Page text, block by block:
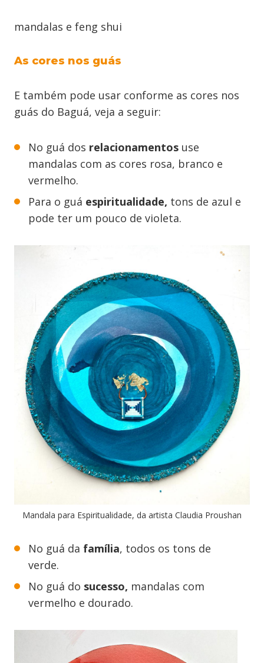
mandalas e feng shui
As cores nos guás
E também pode usar conforme as cores nos
guás do Baguá, veja a seguir:
No guá dos relacionamentos use
mandalas com as cores rosa, branco e
vermelho.
Para o guá espiritualidade, tons de azul e
pode ter um pouco de violeta.
Mandala para Espiritualidade, da artista Claudia Proushan
No guá da família, todos os tons de
verde.
No guá do sucesso, mandalas com
vermelho e dourado.